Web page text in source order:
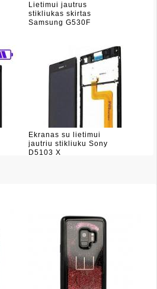
Lietimui jautrus
stikliukas skirtas
Samsung G530F
Ekranas su lietimui
jautriu stikliuku Sony
D5103 X